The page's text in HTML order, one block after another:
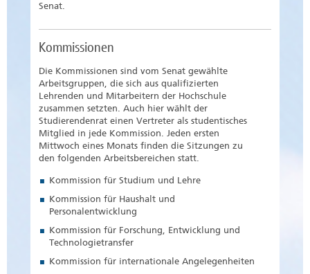
Senat.
Kommissionen
Die Kommissionen sind vom Senat gewählte
Arbeitsgruppen, die sich aus qualifizierten
Lehrenden und Mitarbeitern der Hochschule
zusammen setzten. Auch hier wählt der
Studierendenrat einen Vertreter als studentisches
Mitglied in jede Kommission. Jeden ersten
Mittwoch eines Monats finden die Sitzungen zu
den folgenden Arbeitsbereichen statt.
Kommission für Studium und Lehre
Kommission für Haushalt und
Personalentwicklung
Kommission für Forschung, Entwicklung und
Technologietransfer
Kommission für internationale Angelegenheiten